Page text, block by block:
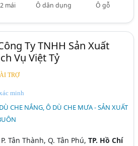
mái Ô dân dụng Ô gỗ
Ty TNHH Sản Xuất
Vụ Việt Tỷ
TRỢ
minh
CHE NẮNG, Ô DÙ CHE MƯA - SẢN XUẤT
Tân Thành, Q. Tân Phú,TP. Hồ Chí